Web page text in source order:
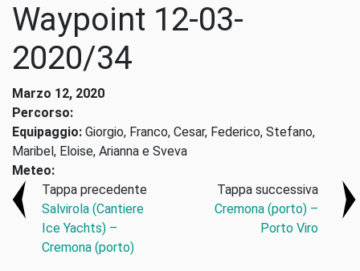
Waypoint 12-03-
2020/34
Marzo 12, 2020
Percorso:
Equipaggio: Giorgio, Franco, Cesar, Federico, Stefano,
Maribel, Eloise, Arianna e Sveva
Meteo:
Tappa precedente
Salvirola (Cantiere
Ice Yachts) –
Cremona (porto)
Tappa successiva
Cremona (porto) –
Porto Viro